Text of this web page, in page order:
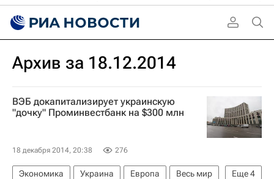
Архив за 18.12.2014
ВЭБ докапитализирует украинскую
"дочку" Проминвестбанк на $300 млн
18 декабря 2014, 20:38 276
Еще4
Экономика Украина Европа
Весь мир